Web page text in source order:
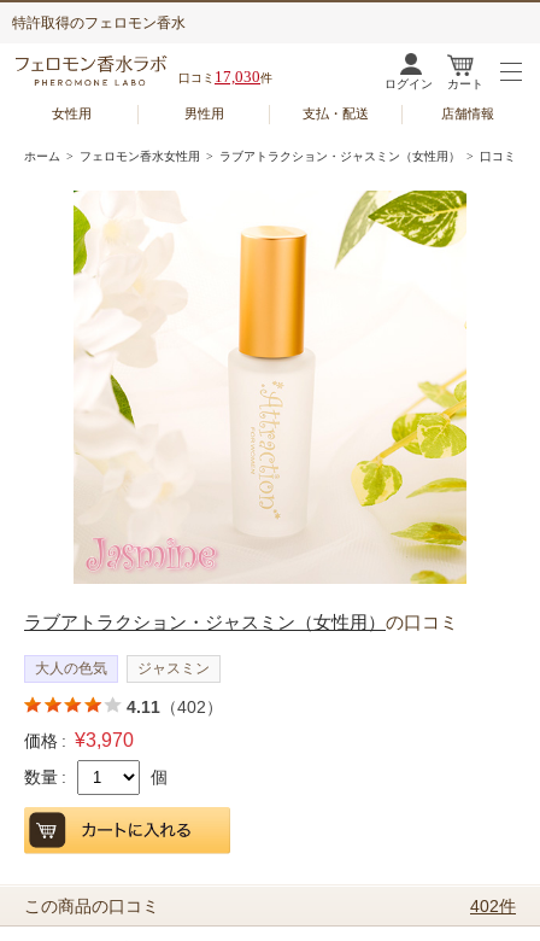
特許取得のフェロモン香水
口コミ 17,030件 ログイン カート
女性用 男性用 支払・配送 店舗情報
ホーム > フェロモン香水女性用 > ラブアトラクション・ジャスミン（女性用） > 口コミ
ラブアトラクション・ジャスミン（女性用） の口コミ
大人の色気 ジャスミン
4.11 （402）
価格 : ¥3,970
数量 : 個
この商品の口コミ 402件